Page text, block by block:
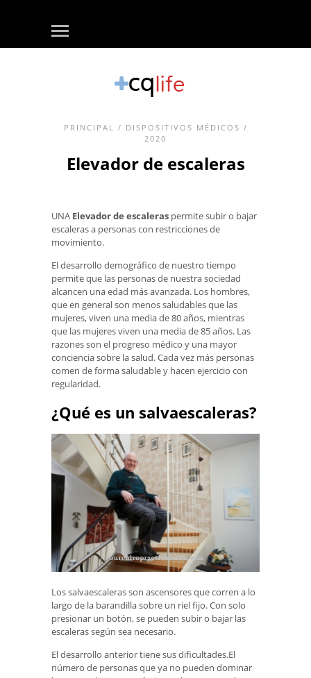
PRINCIPAL / DISPOSITIVOS MÉDICOS /
2020
Elevador de escaleras
UNA Elevador de escaleras permite subir o bajar
escaleras a personas con restricciones de
movimiento.
El desarrollo demográfico de nuestro tiempo
permite que las personas de nuestra sociedad
alcancen una edad más avanzada. Los hombres,
que en general son menos saludables que las
mujeres, viven una media de 80 años, mientras
que las mujeres viven una media de 85 años. Las
razones son el progreso médico y una mayor
conciencia sobre la salud. Cada vez más personas
comen de forma saludable y hacen ejercicio con
regularidad.
¿Qué es un salvaescaleras?
Los salvaescaleras son ascensores que corren a lo
largo de la barandilla sobre un riel fijo. Con solo
presionar un botón, se pueden subir o bajar las
escaleras según sea necesario.
El desarrollo anterior tiene sus dificultades.El
número de personas que ya no pueden dominar